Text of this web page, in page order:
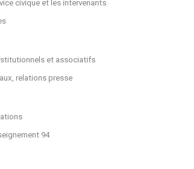
civique et les intervenants
et associatifs
relations presse
94